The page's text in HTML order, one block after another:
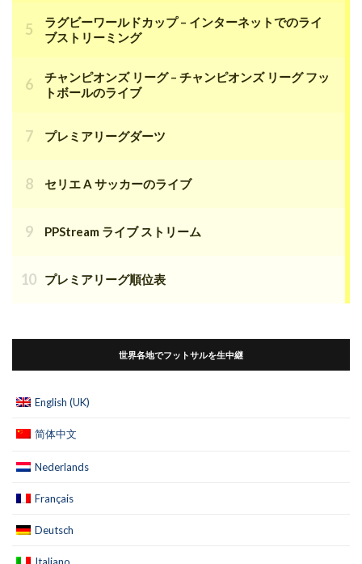
ラグビーワールドカップ – インターネットでのライ
ブストリーミング
チャンピオンズ リーグ – チャンピオンズ リーグ フッ
トボールのライブ
プレミアリーグダーツ
セリエ A サッカーのライブ
PPStream ライブ ストリーム
プレミアリーグ順位表
世界各地でフットサルを生中継
English (UK)
简体中文
Nederlands
Français
Deutsch